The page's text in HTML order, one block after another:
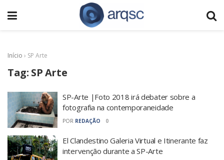
Início › SP Arte
Tag: SP Arte
SP-Arte |Foto 2018 irá debater sobre a
fotografia na contemporaneidade
POR REDAÇÃO 0
El Clandestino Galeria Virtual e Itinerante faz
intervenção durante a SP-Arte